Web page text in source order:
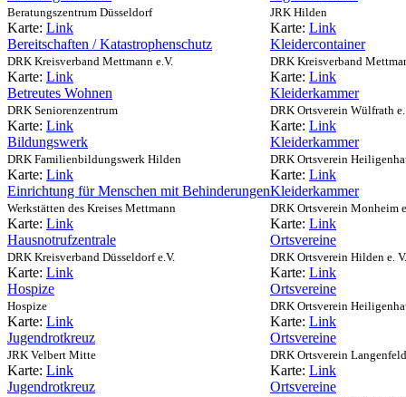
Beratungszentrum Düsseldorf
Karte: Link
JRK Hilden
Karte: Link
Bereitschaften / Katastrophenschutz
DRK Kreisverband Mettmann e.V.
Karte: Link
Kleidercontainer
DRK Kreisverband
Karte: Link
Betreutes Wohnen
DRK Seniorenzentrum
Karte: Link
Kleiderkammer
DRK Ortsverein Wülfrath e.
Karte: Link
Bildungswerk
DRK Familienbildungswerk Hilden
Karte: Link
Kleiderkammer
DRK Ortsverein
Karte: Link
Einrichtung für Menschen mit Behinderungen
Werkstätten des Kreises Mettmann
Karte: Link
Kleiderkammer
DRK Ortsverein Monheim
Karte: Link
Hausnotrufzentrale
DRK Kreisverband Düsseldorf e.V.
Karte: Link
Ortsvereine
DRK Ortsverein Hilden e. V.
Karte: Link
Hospize
Hospize
Karte: Link
Ortsvereine
DRK Ortsverein
Karte: Link
Jugendrotkreuz
JRK Velbert Mitte
Karte: Link
Ortsvereine
DRK Ortsverein
Karte: Link
Jugendrotkreuz
Ortsvereine